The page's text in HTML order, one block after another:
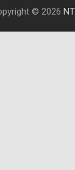
© 2026